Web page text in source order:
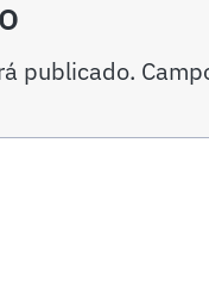
publicado.